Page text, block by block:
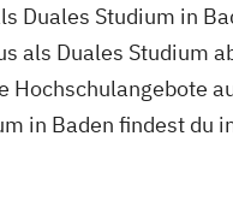
Duales Studium in
als Duales Studium
in Baden findest du